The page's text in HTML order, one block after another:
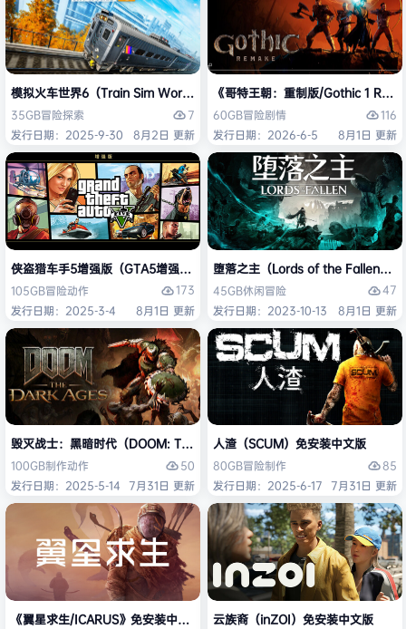
模拟火车世界6（Train Sim World 6）免安装中文版
35GB冒险探索
7
发行日期：2025-9-30
8月2日 更新
《哥特王朝：重制版/Gothic 1
60GB冒险剧情
116
发行日期：2026-6-5
8月1日 更新
侠盗猎车手5增强版（GTA5增强版（Grand Theft Auto V Enhanced）免
105GB冒险动作
173
发行日期：2025-3-4
8月1日 更新
堕落之主（Lords of the Fallen）免
45GB休闲冒险
47
发行日期：2023-10-13
8月1日 更新
毁灭战士：黑暗时代（DOOM: The Dark Ages）免安装中文版
100GB制作动作
50
发行日期：2025-5-14 7月31日 更新
人渣（SCUM）免安装中文版
80GB冒险制作
85
发行日期：2025-6-17 7月31日 更新
《翼星求生/ICARUS》免安装中文版 云族裔（inZOI）免安装中文版